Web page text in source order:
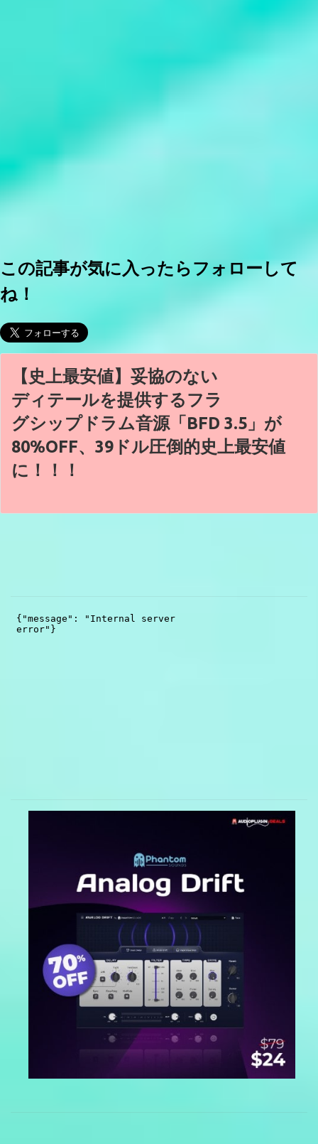
この記事が気に入ったらフォローして
ね！
【史上最安値】妥協のない
ディテールを提供するフラ
グシップドラム音源「BFD 3.5」が
80%OFF、39ドル圧倒的史上最安値
に！！！